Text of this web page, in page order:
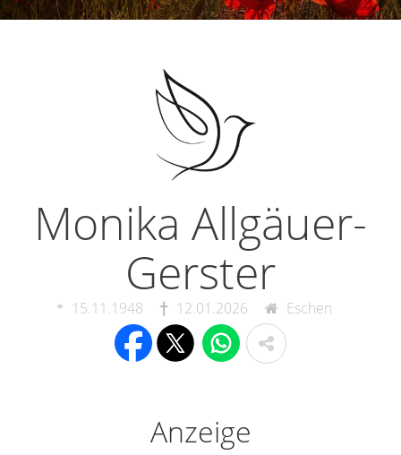
Monika Allgäuer-
Gerster
15.11.1948 12.01.2026 Eschen
Anzeige